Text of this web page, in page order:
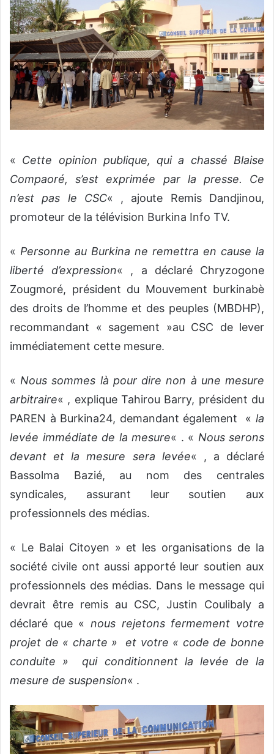
« Cette opinion publique, qui a chassé Blaise
Compaoré, s’est exprimée par la presse. Ce
n’est pas le CSC« , ajoute Remis Dandjinou,
promoteur de la télévision Burkina Info TV.
« Personne au Burkina ne remettra en cause la
liberté d’expression« , a déclaré Chryzogone
Zougmoré, président du Mouvement burkinabè
des droits de l’homme et des peuples (MBDHP),
recommandant « sagement »au CSC de lever
immédiatement cette mesure.
« Nous sommes là pour dire non à une mesure
arbitraire« , explique Tahirou Barry, président du
PAREN à Burkina24, demandant également « la
levée immédiate de la mesure« . « Nous serons
devant et la mesure sera levée« , a déclaré
Bassolma Bazié, au nom des centrales
syndicales, assurant leur soutien aux
professionnels des médias.
« Le Balai Citoyen » et les organisations de la
société civile ont aussi apporté leur soutien aux
professionnels des médias. Dans le message qui
devrait être remis au CSC, Justin Coulibaly a
déclaré que « nous rejetons fermement votre
projet de « charte » et votre « code de bonne
conduite » qui conditionnent la levée de la
mesure de suspension« .